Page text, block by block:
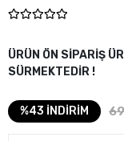
ÜRÜN ÖN SİPARİŞ
SÜRMEKTEDİR !
%43 İNDİRİM